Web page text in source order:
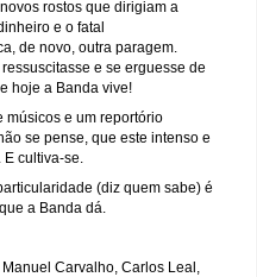
rostos que dirigiam a
e o fatal
de novo, outra paragem.
e se erguesse de
hoje a Banda vive!
músicos e um reportório
se pense, que este intenso e
E cultiva-se.
(diz quem sabe) é
a Banda dá.
Carvalho, Carlos Leal,